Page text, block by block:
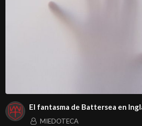
El fantasma de Battersea en
MIEDOTECA